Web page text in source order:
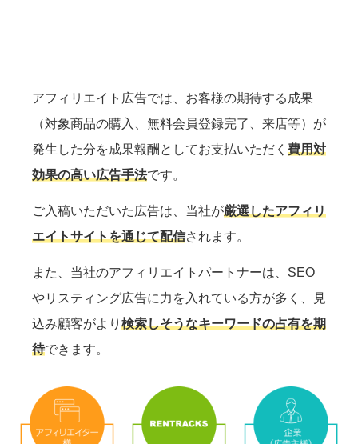
アフィリエイト広告では、お客様の期待する成果
（対象商品の購入、無料会員登録完了、来店等）が
発生した分を成果報酬としてお支払いただく 費用対
効果の高い広告手法です。
ご入稿いただいた広告は、当社が厳選したアフィリ
エイトサイトを通じて配信されます。
また、当社のアフィリエイトパートナーは、SEO
やリスティング広告に力を入れている方が多く、見
込み顧客がより 検索しそうなキーワードの占有を期
待できます。